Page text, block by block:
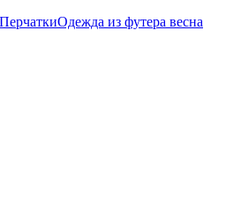
ПерчаткиОдежда из футера весна